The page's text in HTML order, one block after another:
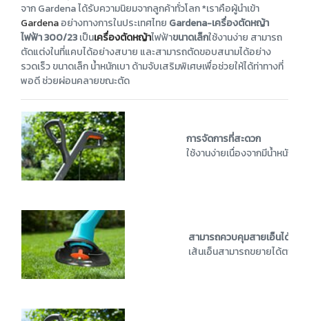
จาก Gardena ได้รับความนิยมจากลูกค้าทั่วโลก *เราคือผู้นำเข้า
Gardenaอย่างทางการในประเทศไทย Gardena-เครื่องตัดหญ้า
ไฟฟ้า 300/23เป็นเครื่องตัดหญ้าไฟฟ้าขนาดเล็กใช้งานง่าย สามารถ
ตัดแต่งในที่แคบได้อย่างสบาย และสามารถตัดขอบสนามได้อย่าง
รวดเร็ว ขนาดเล็ก น้ำหนักเบา ด้ามจับเสริมพิเศษเพื่อช่วยให้ได้ท่าทางที่
พอดี ช่วยผ่อนคลายขณะตัด
การจัดการที่สะดวก
ใช้งานง่ายเนื่องจากมีน้ำหนักเ
สามารถควบคุมสายเอ็นได้
เส้นเอ็นสามารถขยายได้ตามที่